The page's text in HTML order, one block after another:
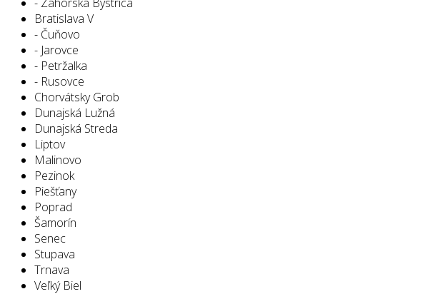
Bratislava V
- Čuňovo
- Jarovce
- Petržalka
- Rusovce
Chorvátsky Grob
Dunajská Lužná
Dunajská Streda
Liptov
Malinovo
Pezinok
Piešťany
Poprad
Šamorín
Senec
Stupava
Trnava
Veľký Biel